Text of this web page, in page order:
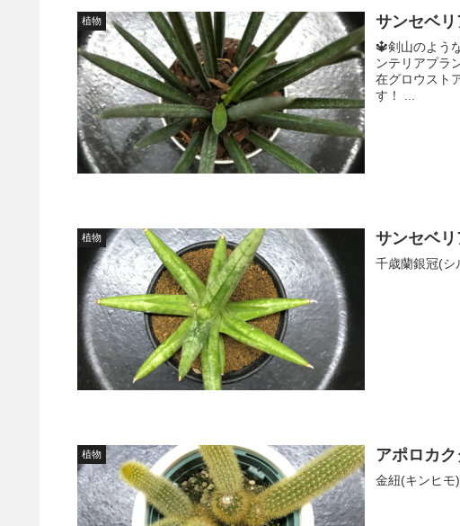
植物 サンセベ
🔱剣山のよう
ンテリアプラ
在グロウスト
す！ ...
植物 サンセベ
千歳蘭銀冠(シ
植物 アポロカ
金紐(キンヒモ)